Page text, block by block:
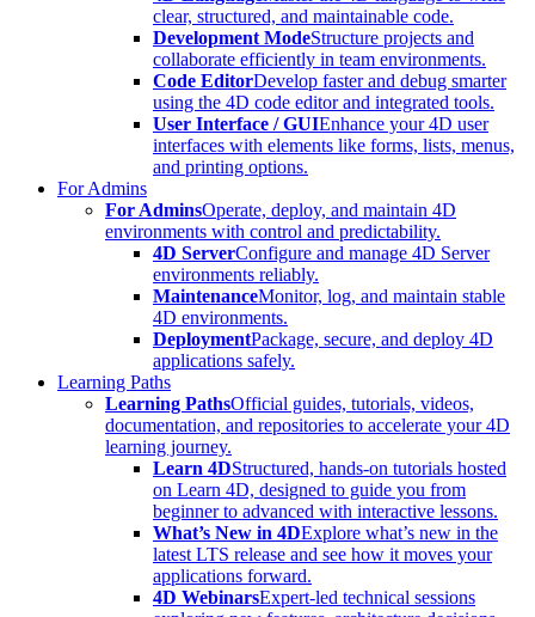
clear, structured, and maintainable code.
Development ModeStructure projects and
collaborate efficiently in team environments.
Code EditorDevelop faster and debug smarter
using the 4D code editor and integrated tools.
User Interface / GUIEnhance your 4D user
interfaces with elements like forms, lists, menus,
and printing options.
For Admins
For AdminsOperate, deploy, and maintain 4D
environments with control and predictability.
4D ServerConfigure and manage 4D Server
environments reliably.
MaintenanceMonitor, log, and maintain stable
4D environments.
DeploymentPackage, secure, and deploy 4D
applications safely.
Learning Paths
Learning PathsOfficial guides, tutorials, videos,
documentation, and repositories to accelerate your 4D
learning journey.
Learn 4DStructured, hands-on tutorials hosted
on Learn 4D, designed to guide you from
beginner to advanced with interactive lessons.
What’s New in 4DExplore what’s new in the
latest LTS release and see how it moves your
applications forward.
4D WebinarsExpert-led technical sessions